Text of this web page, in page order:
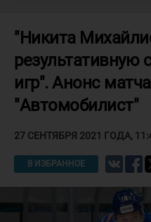
"Никита
результативную
игр". Анонс
"Автомобилист"
27 СЕНТЯБРЯ 2021 ГОДА,
В ИЗБРАННОЕ